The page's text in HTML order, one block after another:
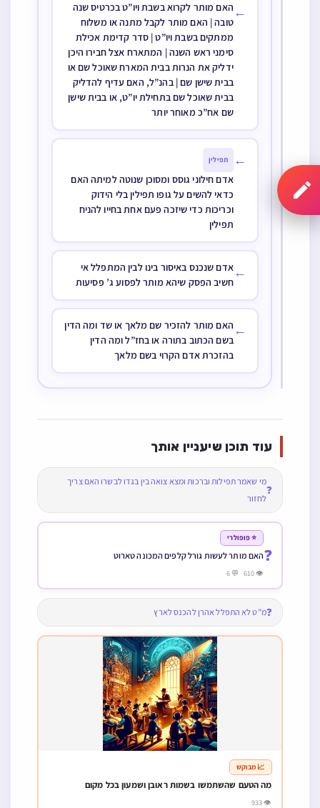
← האם מותר לקרוא בשבת ויו”ט בכרטיס שנה
טובה | האם מותר לקבל מתנה או משלוח
ממתקים בשבת ויו”ט | סדר קדימת אכילת
סימני ראש השנה | המתארח אצל חבירו היכן
ידליק את הנרות בבית המארח שאוכל שם או
בבית שישן שם | בהנ”ל, האם עדיף להדליק
בבית שאוכל שם בתחילת יו”ט, או בבית שישן
שם אח”כ מאוחר יותר
← תפילין
אדם חילוני גוסס ומסוכן שנוטה למיתה האם
כדאי להשים על גופו תפילין בלי הידוק
וכריכות כדי שיזכה פעם אחת בחייו להניח
תפילין
←אדם שנכנס באיסור בינו לבין המתפלל אי
חשיב הפסק שיהא מותר לפסוע ג’ פסיעות
← האם מותר להזכיר שם מלאך או שד ומה הדין
בשם הכתוב בתורה או בחז”ל ומה הדין
בהזכרת אדם הקרוי בשם מלאך
עוד תוכן שיעניין אותך
❓
מי שאמר תפילות וברכות ומצא צואה בין בגדו לבשרו האם צריך
לחזור
❓
⭐ פופולרי
האם מותר לעשות גורל קלפים המכונה טארוט
👁 610 💬 6
❓מ”ט לא התפלל אהרן להכנס לארץ
📈 מבוקש
מה הטעם שהשתמשו בשמות ראובן ושמעון בכל מקום
👁 933